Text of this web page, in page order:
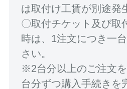
は取付け工賃が別途発
〇取付チケット及び取
時は、1注文につき一
さい。
※2台分以上のご注文
台分ずつ購入手続きを